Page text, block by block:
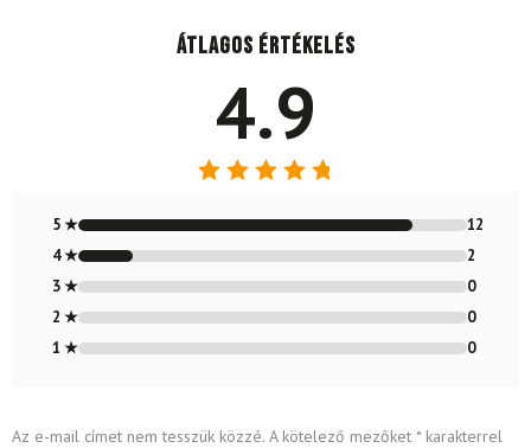
Átlagos értékelés
4.9
4.86/ 5
5 ★
12
4 ★
2
3 ★
0
2 ★
0
1 ★
0
Az e-mail címet nem tesszük közzé. A kötelező mezőket *karakterrel